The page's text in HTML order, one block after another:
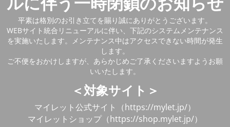
平素は格別のお引き立てを賜り誠にありがとうございます。
WEBサイト統合リニューアルに伴い、下記のシステムメンテナンス
を実施いたします。メンテナンス中はアクセスできない時間が発生
します。
ご不便をおかけしますが、あらかじめご了承くださいますようお願
いいたします。
＜対象サイト＞
マイレット公式サイト（https://mylet.jp/）
マイレットショップ（https://shop.mylet.jp/）